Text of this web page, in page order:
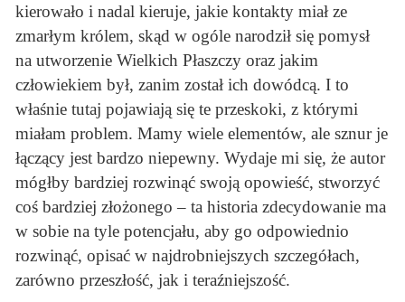
kierowało i nadal kieruje, jakie kontakty miał ze
zmarłym królem, skąd w ogóle narodził się pomysł
na utworzenie Wielkich Płaszczy oraz jakim
człowiekiem był, zanim został ich dowódcą. I to
właśnie tutaj pojawiają się te przeskoki, z którymi
miałam problem. Mamy wiele elementów, ale sznur je
łączący jest bardzo niepewny. Wydaje mi się, że autor
mógłby bardziej rozwinąć swoją opowieść, stworzyć
coś bardziej złożonego – ta historia zdecydowanie ma
w sobie na tyle potencjału, aby go odpowiednio
rozwinąć, opisać w najdrobniejszych szczegółach,
zarówno przeszłość, jak i teraźniejszość.